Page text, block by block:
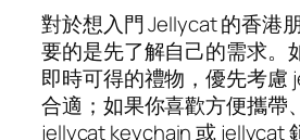
對於想入門 Jellycat 的香港
要的是先了解自己的需求。
即時可得的禮物，優先考慮
合適；如果你喜歡方便攜帶
jellycat keychain 或 jellycat